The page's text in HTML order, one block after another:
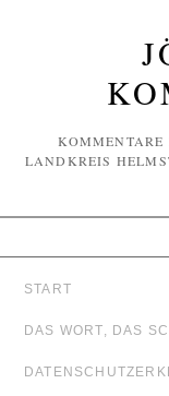
LANDKREIS
START
DAS WORT, DAS